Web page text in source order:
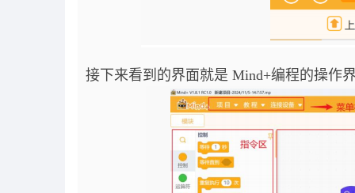
接下来看到的界面就是 Mind+编程的操作